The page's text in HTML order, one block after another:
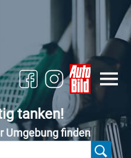
tanken!
Umgebung finden